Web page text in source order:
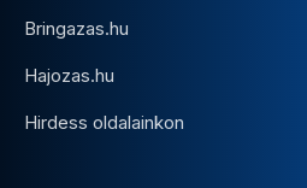
Bringazas.hu
Hajozas.hu
Hirdess oldalainkon